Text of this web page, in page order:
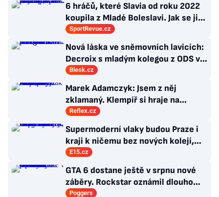
6 hráčů, které Slavia od roku 2022
koupila z Mladé Boleslavi. Jak se jim
po přestupu do Edenu vedlo?
SportRevue.cz
Nová láska ve sněmovních lavicích:
Decroix s mladým kolegou z ODS v
bazénu pod Sněžkou
Blesk.cz
Marek Adamczyk: Jsem z něj
zklamaný. Klempíř si hraje na
ministra. Nestačí se tak tvářit, musí
Reflex.cz
Supermoderní vlaky budou Praze i
kraji k ničemu bez nových kolejí,
říká radní Borecký
E15.cz
GTA 6 dostane ještě v srpnu nové
záběry. Rockstar oznámil dlouho
očekávanou prezentaci
Poggers